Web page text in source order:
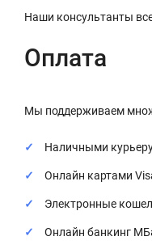
Наши консультанты
Оплата
Мы поддерживаем
Наличными
Онлайн картами
Электронные
Онлайн банкинг